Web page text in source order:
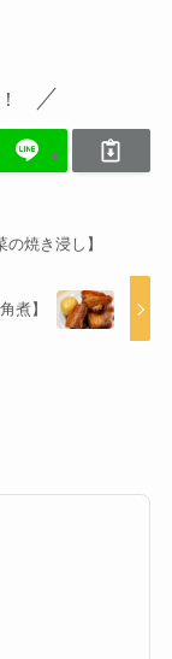
焼き浸し】
煮】